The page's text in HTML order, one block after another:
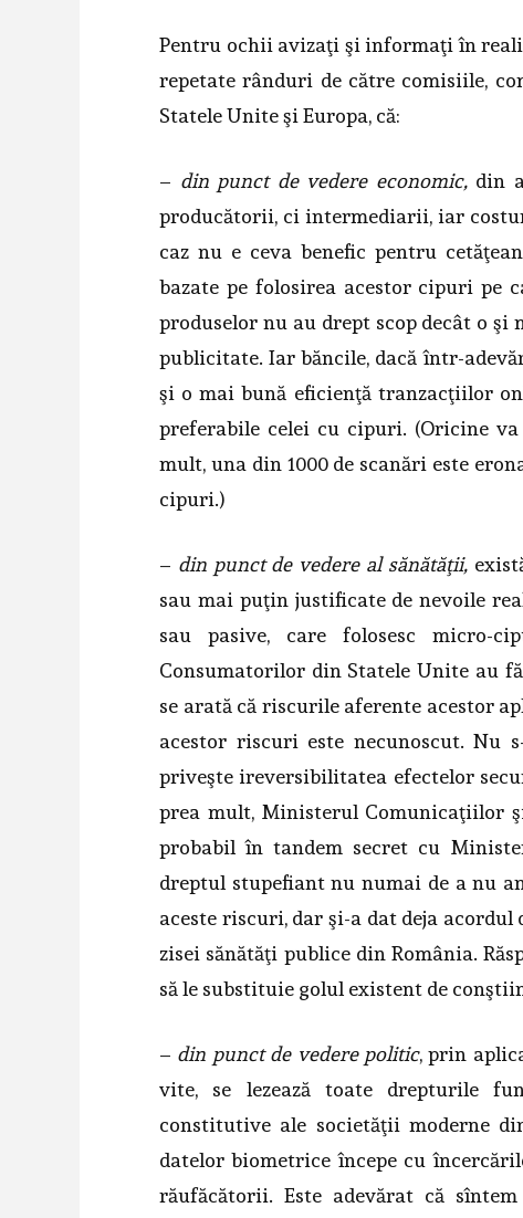
Pentru ochii avizaţi şi informaţi în
repetate rânduri de către comisiile,
Statele Unite şi Europa, că:
– din punct de vedere economic,din
producătorii, ci intermediarii, iar
caz nu e ceva benefic pentru
bazate pe folosirea acestor cipuri pe
produselor nu au drept scop decât o
publicitate. Iar băncile, dacă într-
şi o mai bună eficienţă tranzacţiilor
preferabile celei cu cipuri. (Oricine
mult, una din 1000 de scanări este
cipuri.)
– din punct de vedere al sănătăţii,
sau mai puţin justificate de nevoile
sau pasive, care folosesc micro-
Consumatorilor din Statele Unite au
se arată că riscurile aferente acestor
acestor riscuri este necunoscut. Nu
priveşte ireversibilitatea efectelor
prea mult, Ministerul Comunicaţiilor
probabil în tandem secret cu
dreptul stupefiant nu numai de a nu
aceste riscuri, dar şi-a dat deja
zisei sănătăţi publice din România.
să le substituie golul existent de
– din punct de vedere politic, prin
vite, se lezează toate drepturile
constitutive ale societăţii moderne
datelor biometrice începe cu
răufăcătorii. Este adevărat că